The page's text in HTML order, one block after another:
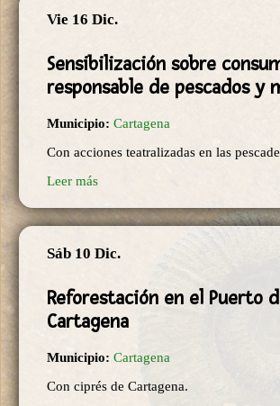
Vie 16 Dic.
Sensibilización sobre
responsable de pescados y
Municipio: Cartagena
Con acciones teatralizadas en las
Leer más
Sáb 10 Dic.
Reforestación en el Puerto
Cartagena
Municipio: Cartagena
Con ciprés de Cartagena.